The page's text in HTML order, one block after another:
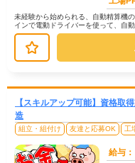
未経験から始められる、自動精算機
インで電動ドライバーを使って、自
てて、隣の人に渡すだけなので、難
【スキルアップ可能】資格取
造
組立・組付け 友達と応募OK 工
給与：